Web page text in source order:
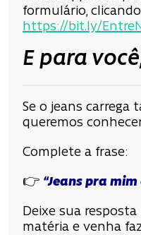
formulário,
https://bit.ly/
E para
Se o jeans carrega
queremos
Complete a frase:
👉 “Jeans pra mim
Deixe sua
matéria e venha